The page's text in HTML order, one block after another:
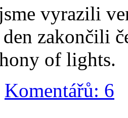
vyrazili
zakončili
of lights.
Komentářů: 6